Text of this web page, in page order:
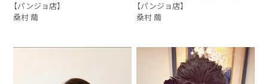
【パンジョ店】
桑村 繭
【パンジョ店】
桑村 繭